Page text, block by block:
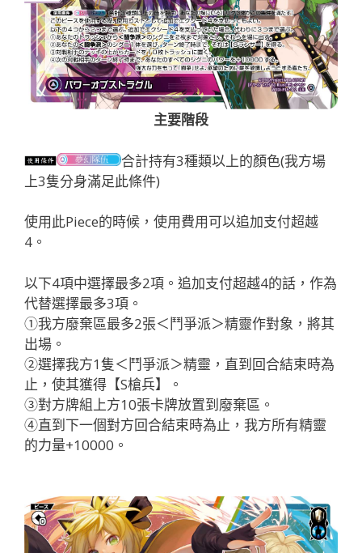
主要階段
合計持有3種類以上的顏色(我方場
上3隻分身滿足此條件)
使用此Piece的時候，使用費用可以追加支付超越
4。
以下4項中選擇最多2項。追加支付超越4的話，作為
代替選擇最多3項。
①我方廢棄區最多2張＜鬥爭派＞精靈作對象，將其
出場。
②選擇我方1隻＜鬥爭派＞精靈，直到回合結束時為
止，使其獲得【S槍兵】。
③對方牌組上方10張卡牌放置到廢棄區。
④直到下一個對方回合結束時為止，我方所有精靈
的力量+10000。